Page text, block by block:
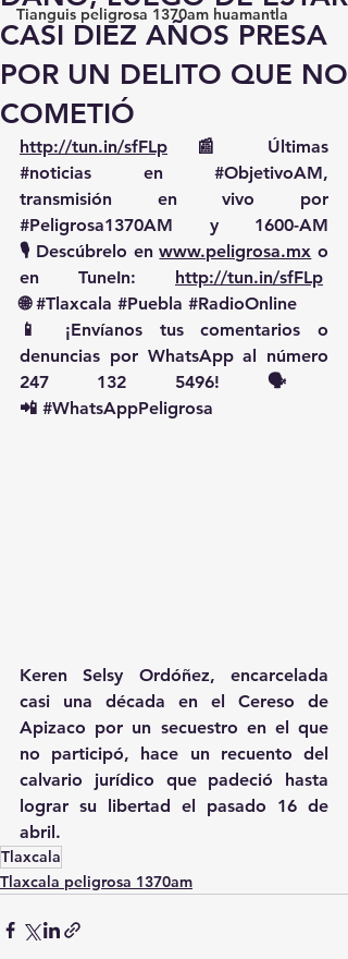
Tianguis peligrosa 1370am huamantla
CASI DIEZ AÑOS PRESA
POR UN DELITO QUE NO
COMETIÓ
http://tun.in/sfFLp
#noticias en #ObjetivoAM,
#Peligrosa1370AM y 1600-AM
🎙️ Descúbrelo en www.peligrosa.mx o
en TuneIn: http://tun.in/sfFLp
🌐 #Tlaxcala #Puebla #RadioOnline
📱 ¡Envíanos tus comentarios o
denuncias por WhatsApp al número
247 132 5496! 🗣️
📲 #WhatsAppPeligrosa
Keren Selsy Ordóñez, encarcelada
casi una década en el Cereso de
Apizaco por un secuestro en el que
no participó, hace un recuento del
calvario jurídico que padeció hasta
lograr su libertad el pasado 16 de
abril.
Tlaxcala
Tlaxcala peligrosa 1370am